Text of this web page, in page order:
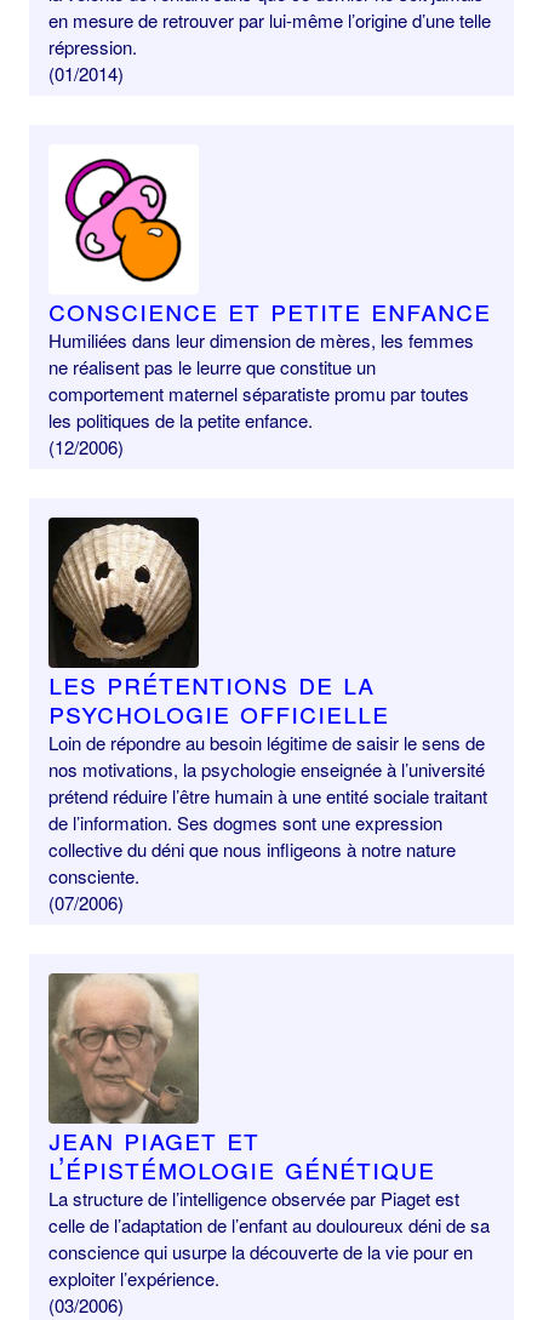
en mesure de retrouver par lui-même l’origine d’une telle
répression.
(01/2014)
Conscience et petite enfance
Humiliées dans leur dimension de mères, les femmes
ne réalisent pas le leurre que constitue un
comportement maternel séparatiste promu par toutes
les politiques de la petite enfance.
(12/2006)
Les prétentions de la
psychologie officielle
Loin de répondre au besoin légitime de saisir le sens de
nos motivations, la psychologie enseignée à l’université
prétend réduire l’être humain à une entité sociale traitant
de l’information. Ses dogmes sont une expression
collective du déni que nous infligeons à notre nature
consciente.
(07/2006)
Jean Piaget et
l’épistémologie génétique
La structure de l’intelligence observée par Piaget est
celle de l’adaptation de l’enfant au douloureux déni de sa
conscience qui usurpe la découverte de la vie pour en
exploiter l’expérience.
(03/2006)